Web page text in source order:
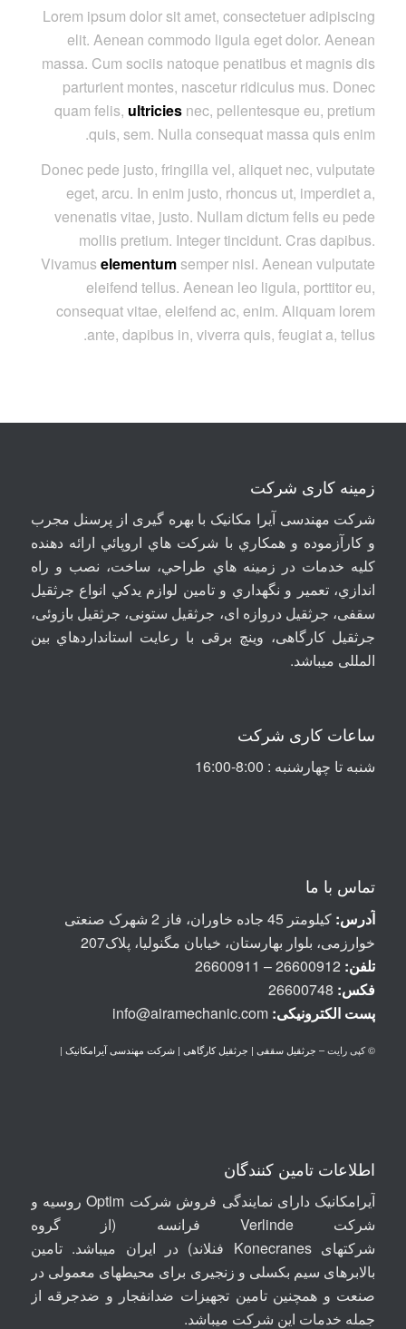
Lorem ipsum dolor sit amet, consectetuer adipiscing
elit. Aenean commodo ligula eget dolor. Aenean
massa. Cum sociis natoque penatibus et magnis dis
parturient montes, nascetur ridiculus mus. Donec
quam felis, ultricies nec, pellentesque eu, pretium
quis, sem. Nulla consequat massa quis enim.
Donec pede justo, fringilla vel, aliquet nec, vulputate
eget, arcu. In enim justo, rhoncus ut, imperdiet a,
venenatis vitae, justo. Nullam dictum felis eu pede
mollis pretium. Integer tincidunt. Cras dapibus.
Vivamuselementumsemper nisi. Aenean vulputate
eleifend tellus. Aenean leo ligula, porttitor eu,
consequat vitae, eleifend ac, enim. Aliquam lorem
ante, dapibus in, viverra quis, feugiat a, tellus.
زمینه کاری شرکت
شرکت مهندسی آيرا مکانيک با بهره گیری از پرسنل مجرب
و کارآزموده و همکاري با شرکت هاي اروپائي ارائه دهنده
کلیه خدمات در زمينه هاي طراحي، ساخت، نصب و راه
اندازي، تعمير و نگهداري و تامين لوازم يدکي انواع جرثقيل
سقفی، جرثقيل دروازه ای، جرثقيل ستونی، جرثقيل بازوئی،
جرثقیل کارگاهی، وینچ برقی با رعايت استانداردهاي بين
المللی ميباشد.
ساعات کاری شرکت
شنبه تا چهارشنبه : 8:00-16:00
تماس با ما
آدرس:
کیلومتر 45 جاده خاوران، فاز 2 شهرک صنعتی
خوارزمی، بلوار بهارستان، خیابان مگنولیا، پلاک207
تلفن:
فکس:
پست الكترونيكی:
© کپی رایت – جرثقیل سقفی | جرثقیل کارگاهی | شرکت مهندسی آیرامکانیک|
اطلاعات تامین کنندگان
آیرامکانیک دارای نمایندگی فروش شرکت Optim روسیه
و
شرکتVerlinde فرانسه (از گروه
شرکتهایKonecranes فنلاند) در ایران میباشد. تامین
بالابرهای سیم بکسلی و زنجیری برای محیطهای معمولی در
صنعت و همچنین تامین تجهیزات ضدانفجار و ضدجرقه از
جمله خدمات این شرکت میباشد.